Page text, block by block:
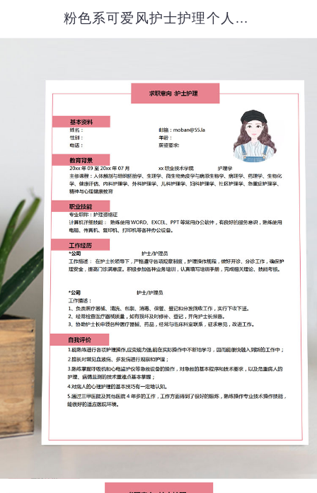
粉色系可爱风护士护理个人简历模板